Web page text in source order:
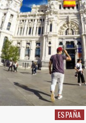
Posted in
ESPAÑA